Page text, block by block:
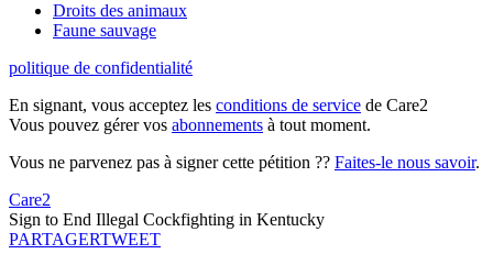
Droits des animaux
Faune sauvage
politique de confidentialité
En signant, vous acceptez les conditions de service de Care2
Vous pouvez gérer vos abonnements à tout moment.
Vous ne parvenez pas à signer cette pétition ?? Faites-le nous savoir.
Care2
Sign to End Illegal Cockfighting in Kentucky
PARTAGERTWEET